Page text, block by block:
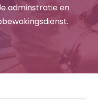
adminstratie en